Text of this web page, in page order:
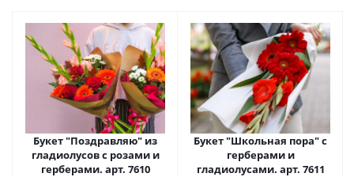
Букет "Поздравляю" из
гладиолусов с розами и
герберами. арт. 7610
Букет "Школьная пора" с
герберами и
гладиолусами. арт. 7611